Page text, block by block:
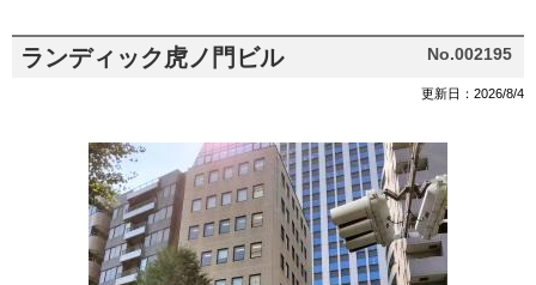
ランディック虎ノ門ビル No.002195
更新日：2026/8/4